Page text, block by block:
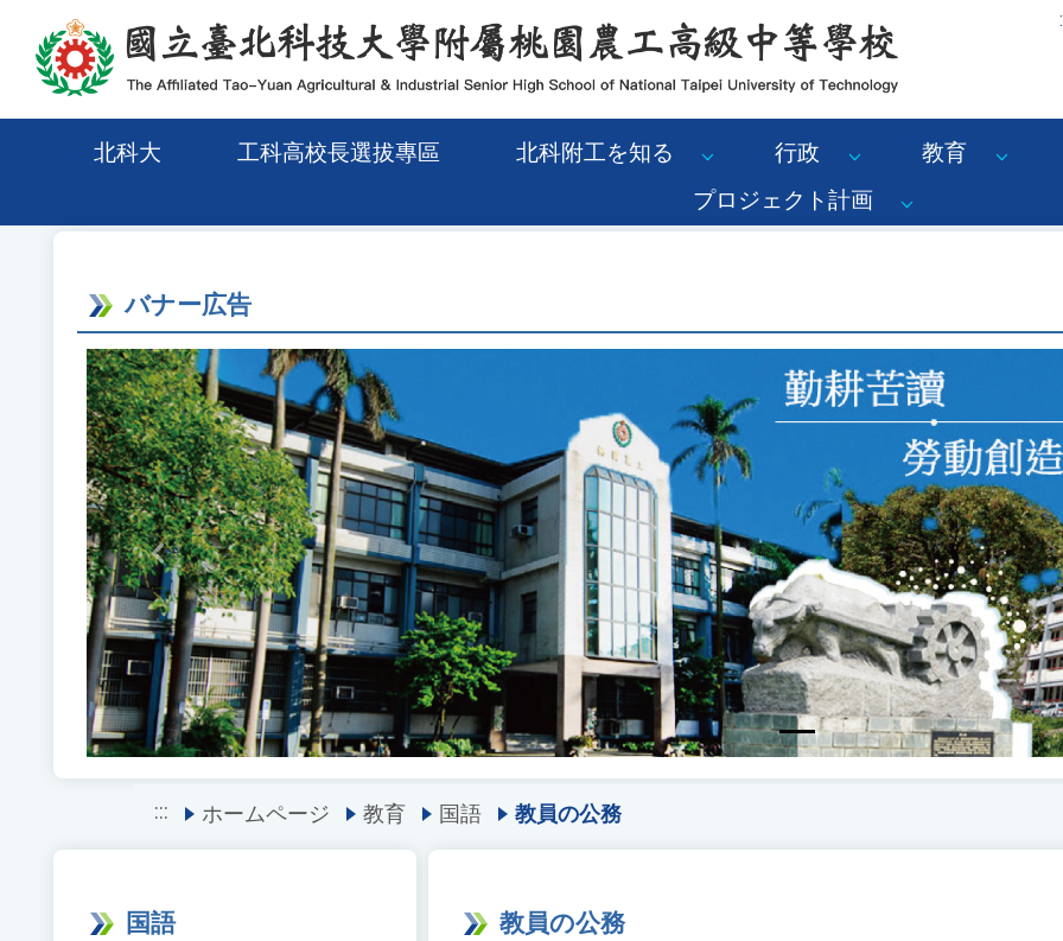
メインコンテンツエリアに移動
北科大 工科高校長選拔專區 北科附工を知る 行政
教育
プロジェクト計画
バナー広告
Previous
::: ホームページ 教育 国語 教員の公務
国語 教員の公務